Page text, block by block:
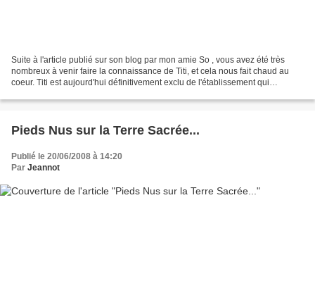
Suite à l'article publié sur son blog par mon amie So , vous avez été très
nombreux à venir faire la connaissance de Titi, et cela nous fait chaud au
coeur. Titi est aujourd'hui définitivement exclu de l'établissement qui
Pieds Nus sur la Terre Sacrée...
Publié le 20/06/2008 à 14:20
Par Jeannot